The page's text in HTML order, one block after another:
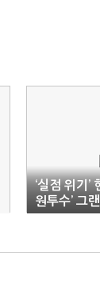
‘실점 위기’
원투수’ 그